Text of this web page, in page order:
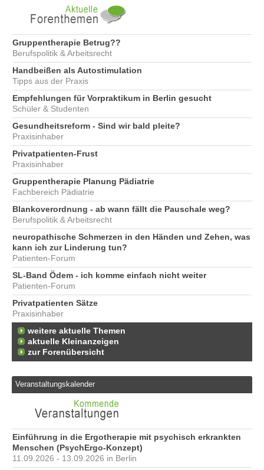
Gruppentherapie Betrug??
Berufspolitik & Arbeitsrecht
Handbeißen als Autostimulation
Tipps aus der Praxis
Empfehlungen für Vorpraktikum in Berlin gesucht
Schüler & Studenten
Gesundheitsreform - Sind wir bald pleite?
Praxisinhaber
Privatpatienten-Frust
Praxisinhaber
Gruppentherapie Planung Pädiatrie
Fachbereich Pädiatrie
Blankoverordnung - ab wann fällt die Pauschale weg?
Berufspolitik & Arbeitsrecht
neuropathische Schmerzen in den Händen und Zehen, was
kann ich zur Linderung tun?
Patienten-Forum
SL-Band Ödem - ich komme einfach nicht weiter
Patienten-Forum
Privatpatienten Sätze
Praxisinhaber
weitere aktuelle Themen
aktuelle Kleinanzeigen
zur Forenübersicht
Veranstaltungskalender
Einführung in die Ergotherapie mit psychisch erkrankten
Menschen (PsychErgo-Konzept)
11.09.2026 - 13.09.2026 in Berlin